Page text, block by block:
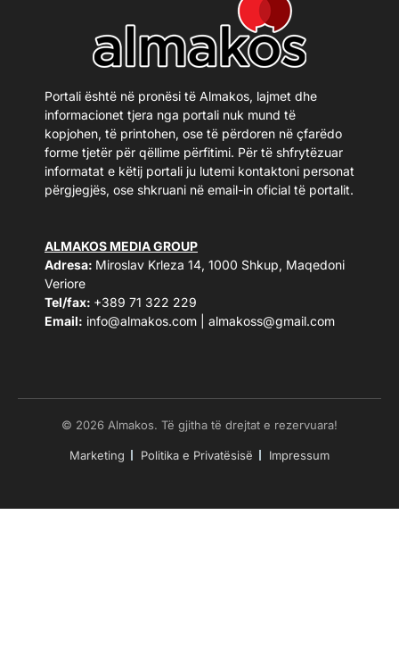
Portali është në pronësi të Almakos, lajmet dhe
informacionet tjera nga portali nuk mund të
kopjohen, të printohen, ose të përdoren në çfarëdo
forme tjetër për qëllime përfitimi. Për të shfrytëzuar
informatat e këtij portali ju lutemi kontaktoni personat
përgjegjës, ose shkruani në email-in oficial të portalit.
ALMAKOS MEDIA GROUP
Adresa: Miroslav Krleza 14, 1000 Shkup, Maqedoni
Veriore
Tel/fax: +389 71 322 229
Email: info@almakos.com almakoss@gmail.com
© 2026 Almakos. Të gjitha të drejtat e rezervuara!
Marketing Politika e Privatësisë Impressum